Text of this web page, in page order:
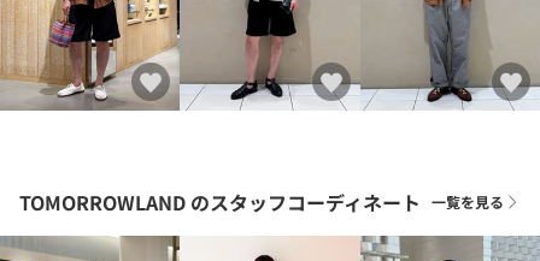
TOMORROWLAND のスタッフコーディネート 一覧を見る